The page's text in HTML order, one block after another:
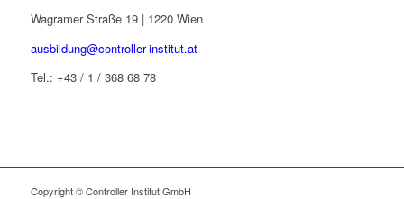
Wagramer Straße 19 | 1220 Wien
ausbildung@controller-institut.at
Tel.: +43 / 1 / 368 68 78
Copyright © Controller Institut GmbH